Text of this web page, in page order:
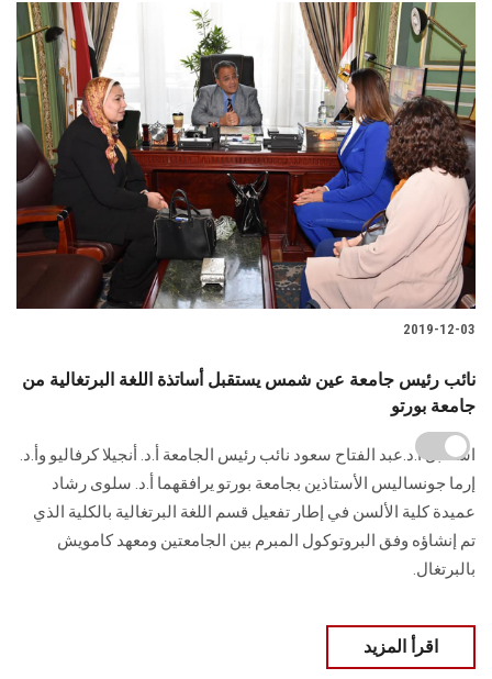
2019-12-03
نائب رئيس جامعة عين شمس يستقبل أساتذة اللغة البرتغالية من
جامعة بورتو
استقبل أ.د.عبد الفتاح سعود نائب رئيس الجامعة أ.د. أنجيلا كرفاليو وأ.د.
إرما جونساليس الأستاذين بجامعة بورتو يرافقهما أ.د. سلوى رشاد
عميدة كلية الألسن في إطار تفعيل قسم اللغة البرتغالية بالكلية الذي
تم إنشاؤه وفق البروتوكول المبرم بين الجامعتين ومعهد كامويش
بالبرتغال.
اقرأ المزيد